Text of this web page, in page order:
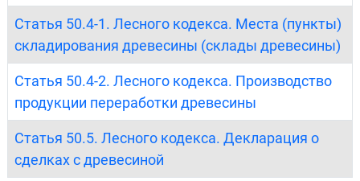
Статья 50.4-1. Лесного кодекса. Места (пункты)
складирования древесины (склады древесины)
Статья 50.4-2. Лесного кодекса. Производство
продукции переработки древесины
Статья 50.5. Лесного кодекса. Декларация о
сделках с древесиной